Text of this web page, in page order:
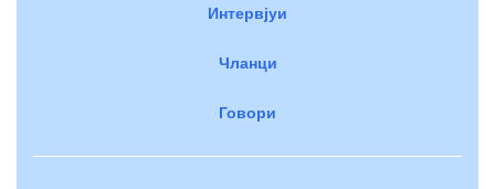
Интервјуи
Чланци
Говори